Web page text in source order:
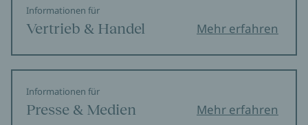
Informationen für
Vertrieb & Handel Mehr erfahren
Informationen für
Presse & Medien Mehr erfahren